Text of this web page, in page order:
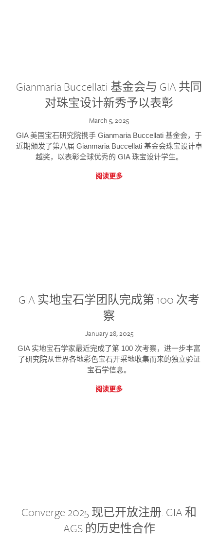
Gianmaria Buccellati 基金会与 GIA 共同
对珠宝设计新秀予以表彰
March 5, 2025
GIA 美国宝石研究院携手 Gianmaria Buccellati 基金会，于
近期颁发了第八届 Gianmaria Buccellati 基金会珠宝设计卓
越奖，以表彰全球优秀的 GIA 珠宝设计学生。
阅读更多
GIA 实地宝石学团队完成第 100 次考
察
January 28, 2025
GIA 实地宝石学家最近完成了第 100 次考察，进一步丰富
了研究院从世界各地彩色宝石开采地收集而来的独立验证
宝石学信息。
阅读更多
Converge 2025 现已开放注册: GIA 和
AGS 的历史性合作